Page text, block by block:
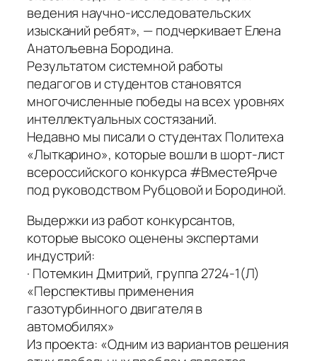
ведения научно-исследовательских
изысканий ребят», — подчеркивает Елена
Анатольевна Бородина.
Результатом системной работы
педагогов и студентов становятся
многочисленные победы на всех уровнях
интеллектуальных состязаний.
Недавно мы писали о студентах Политеха
«Лыткарино», которые вошли в шорт-лист
всероссийского конкурса #ВместеЯрче
под руководством Рубцовой и Бородиной.
Выдержки из работ конкурсантов,
которые высоко оценены экспертами
индустрий:
· Потемкин Дмитрий, группа 2724-1(Л)
«Перспективы применения
газотурбинного двигателя в
автомобилях»
Из проекта: «Одним из вариантов решения